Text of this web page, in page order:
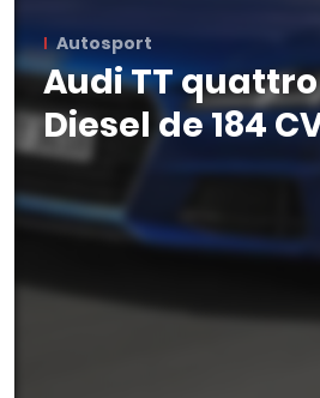
Autosport
Audi TT
Diesel de 184